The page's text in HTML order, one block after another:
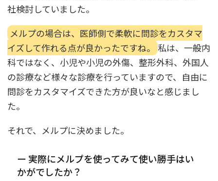
社検討していました。
メルプの場合は、医師側で柔軟に問診をカスタマ
イズして作れる点が良かったですね。
私は、一般内
科ではなく、小児や小児の外傷、整形外科、外国人
の診療など様々な診療を行っていますので、自由に
問診をカスタマイズできた方が良いなと感じまし
た。
それで、メルプに決めました。
ー 実際にメルプを使ってみて使い勝手はい
かがでしたか？